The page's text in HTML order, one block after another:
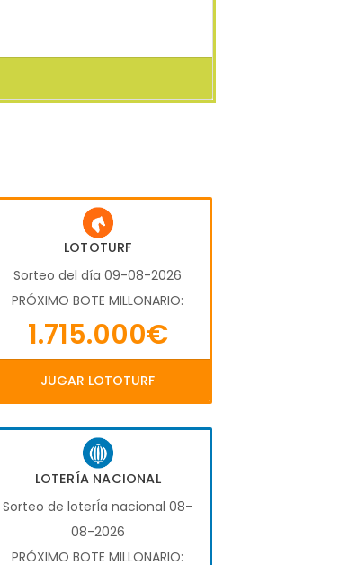
LOTOTURF
Sorteo del día 09-08-2026
PRÓXIMO BOTE MILLONARIO:
1.715.000€
JUGAR LOTOTURF
LOTERÍA NACIONAL
Sorteo de loterÍa nacional 08-
08-2026
PRÓXIMO BOTE MILLONARIO: